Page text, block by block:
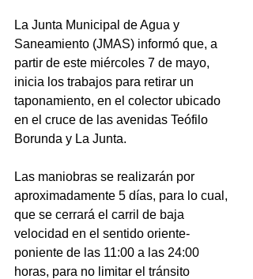
La Junta Municipal de Agua y
Saneamiento (JMAS) informó que, a
partir de este miércoles 7 de mayo,
inicia los trabajos para retirar un
taponamiento, en el colector ubicado
en el cruce de las avenidas Teófilo
Borunda y La Junta.
Las maniobras se realizarán por
aproximadamente 5 días, para lo cual,
que se cerrará el carril de baja
velocidad en el sentido oriente-
poniente de las 11:00 a las 24:00
horas, para no limitar el tránsito